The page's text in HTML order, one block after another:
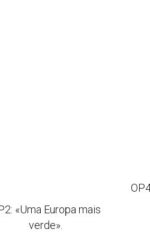
transfronteiriça no âmbito
«Uma Europa mais
verde».